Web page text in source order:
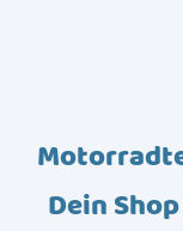
Dein